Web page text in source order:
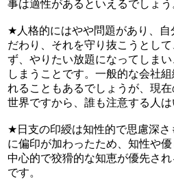
事は適性があるといえるでしょう
★人格的にはやや問題があり、自
だわり、それを守り抜こうとし
ず、やりたい放題になってしま
しまうことです。一般的な会社
れることもあるでしょうが、現
世界ですから、誰も注意する人は
★日支の印綬は知性的で思慮深さ
に偏印が加わったため、知性や
中心的で狡猾的な知恵が優先さ
です。